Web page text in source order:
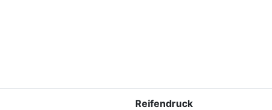
Reifendruck